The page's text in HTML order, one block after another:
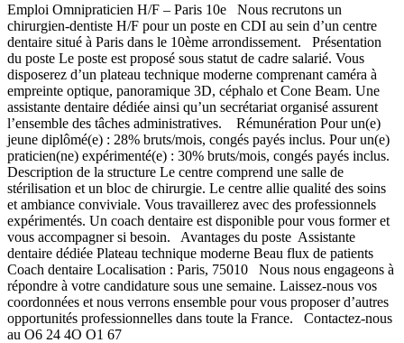
Emploi Omnipraticien H/F – Paris 10e Nous recrutons un
chirurgien-dentiste H/F pour un poste en CDI au sein d’un centre
dentaire situé à Paris dans le 10ème arrondissement. Présentation
du poste Le poste est proposé sous statut de cadre salarié. Vous
disposerez d’un plateau technique moderne comprenant caméra à
empreinte optique, panoramique 3D, céphalo et Cone Beam. Une
assistante dentaire dédiée ainsi qu’un secrétariat organisé assurent
l’ensemble des tâches administratives. Rémunération Pour un(e)
jeune diplômé(e) : 28% bruts/mois, congés payés inclus. Pour un(e)
praticien(ne) expérimenté(e) : 30% bruts/mois, congés payés inclus.
Description de la structure Le centre comprend une salle de
stérilisation et un bloc de chirurgie. Le centre allie qualité des soins
et ambiance conviviale. Vous travaillerez avec des professionnels
expérimentés. Un coach dentaire est disponible pour vous former et
vous accompagner si besoin. Avantages du poste Assistante
dentaire dédiée Plateau technique moderne Beau flux de patients
Coach dentaire Localisation : Paris, 75010 Nous nous engageons à
répondre à votre candidature sous une semaine. Laissez-nous vos
coordonnées et nous verrons ensemble pour vous proposer d’autres
opportunités professionnelles dans toute la France. Contactez-nous
au O6 24 4O O1 67